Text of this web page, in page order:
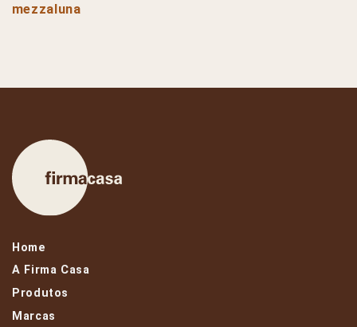
mezzaluna
Home
A Firma Casa
Produtos
Marcas